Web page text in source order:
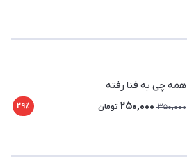
همه چی به فنا رفته
350,000
250,000 تومان 29٪